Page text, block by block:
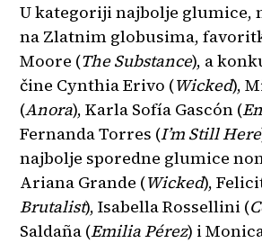
U kategoriji najbolje glumice,
na Zlatnim globusima,
Moore (The Substance), a
čine Cynthia Erivo (Wicked),
(Anora), Karla Sofía Gascón (
Fernanda Torres (I’m Still Here
najbolje sporedne glumice
Ariana Grande (Wicked),
Brutalist), Isabella Rossellini (
Saldaña (Emilia Pérez) i